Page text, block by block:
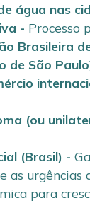
água nas
- Processo
Brasileira
de São
(ou
(Brasil) -
as urgências
para